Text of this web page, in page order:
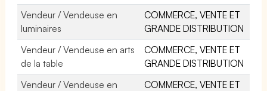
Vendeur / Vendeuse en
luminaires
COMMERCE, VENTE ET
GRANDE DISTRIBUTION
Vendeur / Vendeuse en arts
de la table
COMMERCE, VENTE ET
GRANDE DISTRIBUTION
Vendeur / Vendeuse en
COMMERCE, VENTE ET